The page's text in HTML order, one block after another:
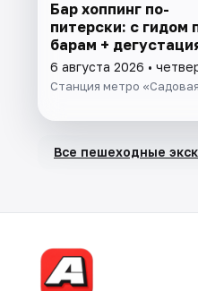
Бар хоппинг по-
питерски: с гидом
барам +
6 августа 2026 •
Станция метро
Все пешеходные